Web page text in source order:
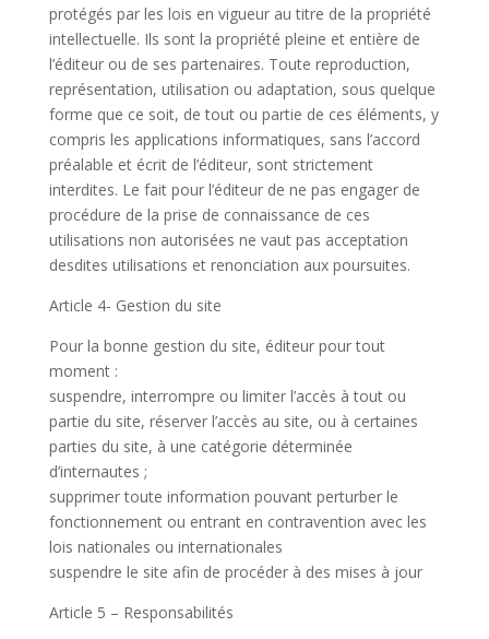
protégés par les lois en vigueur au titre de la propriété
intellectuelle. Ils sont la propriété pleine et entière de
l’éditeur ou de ses partenaires. Toute reproduction,
représentation, utilisation ou adaptation, sous quelque
forme que ce soit, de tout ou partie de ces éléments, y
compris les applications informatiques, sans l’accord
préalable et écrit de l’éditeur, sont strictement
interdites. Le fait pour l’éditeur de ne pas engager de
procédure de la prise de connaissance de ces
utilisations non autorisées ne vaut pas acceptation
desdites utilisations et renonciation aux poursuites.
Article 4- Gestion du site
Pour la bonne gestion du site, éditeur pour tout
moment :
suspendre, interrompre ou limiter l’accès à tout ou
partie du site, réserver l’accès au site, ou à certaines
parties du site, à une catégorie déterminée
d’internautes ;
supprimer toute information pouvant perturber le
fonctionnement ou entrant en contravention avec les
lois nationales ou internationales
suspendre le site afin de procéder à des mises à jour
Article 5 – Responsabilités